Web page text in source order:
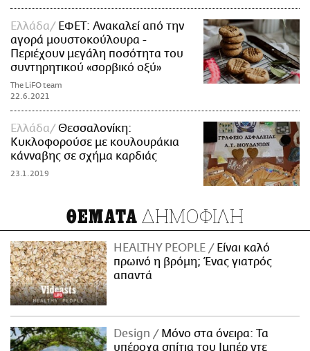
Ελλάδα
ΕΦΕΤ: Ανακαλεί από την
αγορά μουστοκούλουρα -
Περιέχουν μεγάλη ποσότητα του
συντηρητικού «σορβικό οξύ»
The LiFO team
22.6.2021
Ελλάδα
Θεσσαλονίκη:
Κυκλοφορούσε με κουλουράκια
κάνναβης σε σχήμα καρδιάς
23.1.2019
ΘΕΜΑΤΑ ΔΗΜΟΦΙΛΗ
HEALTHY PEOPLE
Είναι καλό
πρωινό η βρόμη; Ένας γιατρός
απαντά
Design
Μόνο στα όνειρα: Τα
υπέροχα σπίτια του Ιμπέρ ντε